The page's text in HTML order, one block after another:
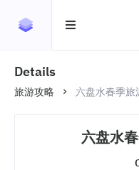
Details
旅游攻略 六盘水春季旅
六盘水